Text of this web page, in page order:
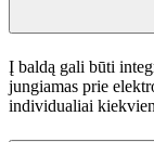
Į baldą gali būti
jungiamas prie
individualiai